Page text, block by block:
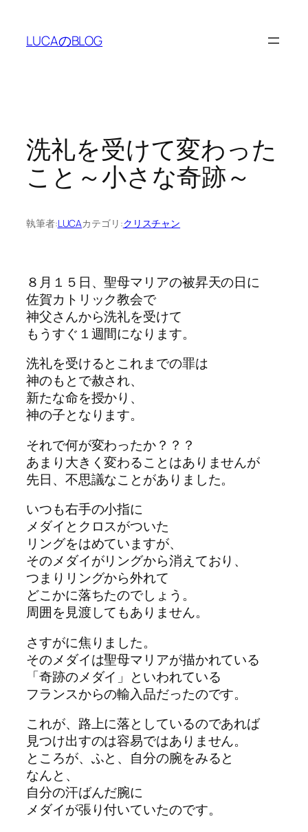
LUCAのBLOG
洗礼を受けて変わった
こと～小さな奇跡～
執筆者:LUCAカテゴリ:クリスチャン
８月１５日、聖母マリアの被昇天の日に
佐賀カトリック教会で
神父さんから洗礼を受けて
もうすぐ１週間になります。
洗礼を受けるとこれまでの罪は
神のもとで赦され、
新たな命を授かり、
神の子となります。
それで何が変わったか？？？
あまり大きく変わることはありませんが
先日、不思議なことがありました。
いつも右手の小指に
メダイとクロスがついた
リングをはめていますが、
そのメダイがリングから消えており、
つまりリングから外れて
どこかに落ちたのでしょう。
周囲を見渡してもありません。
さすがに焦りました。
そのメダイは聖母マリアが描かれている
「奇跡のメダイ」といわれている
フランスからの輸入品だったのです。
これが、路上に落としているのであれば
見つけ出すのは容易ではありません。
ところが、ふと、自分の腕をみると
なんと、
自分の汗ばんだ腕に
メダイが張り付いていたのです。